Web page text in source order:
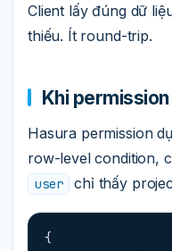
Client lấy đúng dữ
thiếu. Ít round-trip.
Khi
Hasura permission
row-level condition,
user chỉ thấy
{